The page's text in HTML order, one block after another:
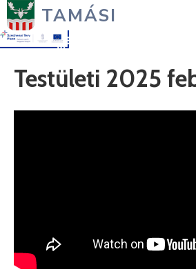
TAMÁSI
Fejlesztések
Testületi 2025